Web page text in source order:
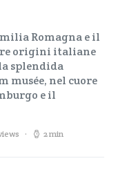
Romagna e il
origini italiane
splendida
musée, nel cuore
e il
2 min